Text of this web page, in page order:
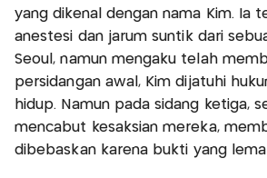
yang dikenal dengan nama Kim. Ia
anestesi dan jarum suntik dari
Seoul, namun mengaku telah
persidangan awal, Kim dijatuhi
hidup. Namun pada sidang ketiga,
mencabut kesaksian mereka,
dibebaskan karena bukti yang